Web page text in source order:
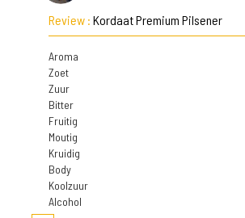
Review : Kordaat Premium Pilsener
Aroma
Zoet
Zuur
Bitter
Fruitig
Moutig
Kruidig
Body
Koolzuur
Alcohol